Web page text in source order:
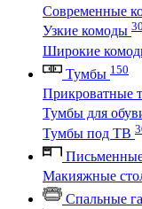
Современные
Узкие комоды 30
Широкие
Тумбы 150
Прикроватные
Тумбы для
Тумбы под ТВ
Макияжные
Спальные